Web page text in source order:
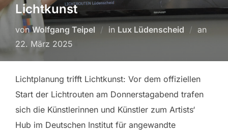
Lichtkunst
vonWolfgang Teipel in Lux Lüdenscheid an
22. März 2025
Lichtplanung trifft Lichtkunst: Vor dem offiziellen
Start der Lichtrouten am Donnerstagabend trafen
sich die Künstlerinnen und Künstler zum Artists‘
Hub im Deutschen Institut für angewandte